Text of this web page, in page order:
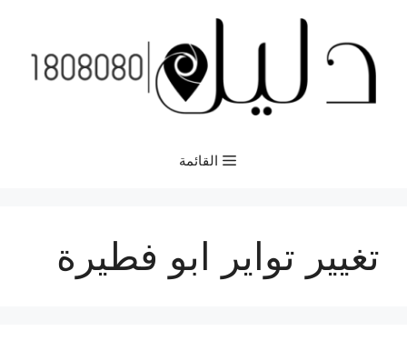
المحتوى
القائمة
تغيير تواير ابو فطيرة